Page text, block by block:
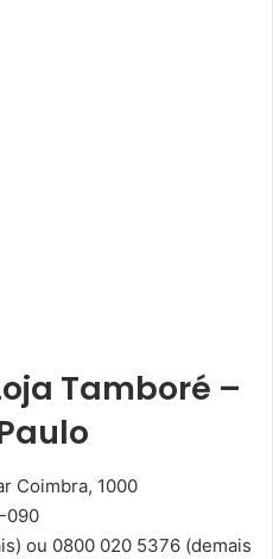
Tamboré –
Coimbra, 1000
090
ou 0800 020 5376 (demais